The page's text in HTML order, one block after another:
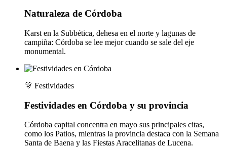
Naturaleza de Córdoba
Karst en la Subbética, dehesa en el norte y lagunas de
campiña: Córdoba se lee mejor cuando se sale del eje
monumental.
🎊 Festividades
Festividades en Córdoba y su provincia
Córdoba capital concentra en mayo sus principales citas,
como los Patios, mientras la provincia destaca con la Semana
Santa de Baena y las Fiestas Aracelitanas de Lucena.